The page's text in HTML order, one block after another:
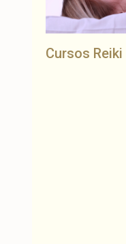
Cursos Reiki